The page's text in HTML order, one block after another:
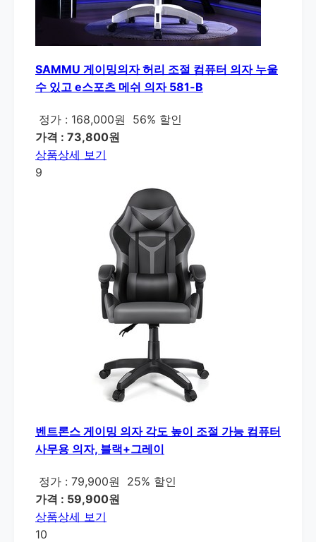
SAMMU 게이밍의자 허리 조절 컴퓨터 의자 누울
수 있고 e스포츠 메쉬 의자 581-B
정가 : 168,000원
56% 할인
가격 : 73,800원
상품상세 보기
9
벤트론스 게이밍 의자 각도 높이 조절 가능 컴퓨터
사무용 의자, 블랙+그레이
정가 : 79,900원
25% 할인
가격 : 59,900원
상품상세 보기
10